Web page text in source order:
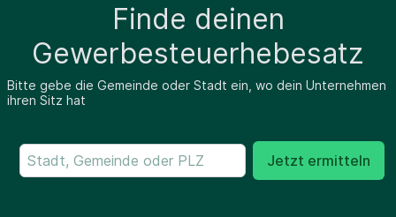
Finde deinen
Gewerbesteuerhebesatz
Bitte gebe die Gemeinde oder Stadt ein, wo dein Unternehmen
ihren Sitz hat
Jetzt ermitteln